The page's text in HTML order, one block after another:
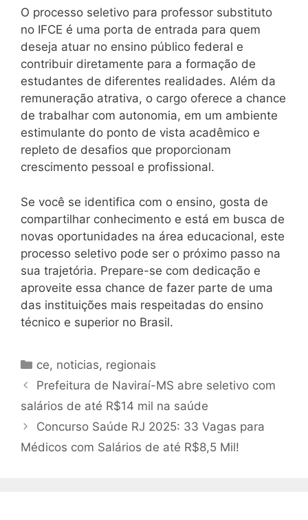
O processo seletivo para professor substituto
no IFCE é uma porta de entrada para quem
deseja atuar no ensino público federal e
contribuir diretamente para a formação de
estudantes de diferentes realidades. Além da
remuneração atrativa, o cargo oferece a chance
de trabalhar com autonomia, em um ambiente
estimulante do ponto de vista acadêmico e
repleto de desafios que proporcionam
crescimento pessoal e profissional.
Se você se identifica com o ensino, gosta de
compartilhar conhecimento e está em busca de
novas oportunidades na área educacional, este
processo seletivo pode ser o próximo passo na
sua trajetória. Prepare-se com dedicação e
aproveite essa chance de fazer parte de uma
das instituições mais respeitadas do ensino
técnico e superior no Brasil.
Categorias
ce, noticias, regionais
Prefeitura de Naviraí-MS abre seletivo com
salários de até R$14 mil na saúde
Concurso Saúde RJ 2025: 33 Vagas para
Médicos com Salários de até R$8,5 Mil!